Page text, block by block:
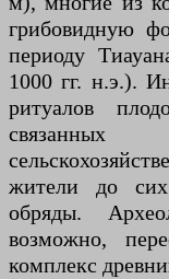
грибовидную
периоду
1000 гг. н.э.).
ритуалов
жители до
обряды.
возможно,
комплекс